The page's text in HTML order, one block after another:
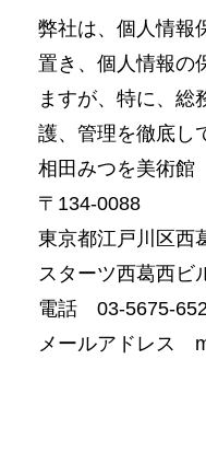
弊社は、個人情報
置き、個人情報の
ますが、特に、総
護、管理を徹底し
相田みつを美術
〒134-0088
東京都江戸川区西
スターツ西葛西ビ
電話 03-5675-
メールアドレス